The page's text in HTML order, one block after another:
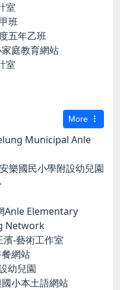
室
班
五年乙班
庭教育網站
室
More
Municipal Anle
樂國民小學附設幼兒園
Anle Elementary
Network
-藝術工作室
網站
幼兒園
小本土語網站